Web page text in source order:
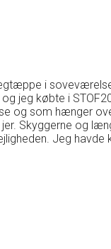
i
jeg købte i
og som hænger
Skyggerne og
Jeg havde